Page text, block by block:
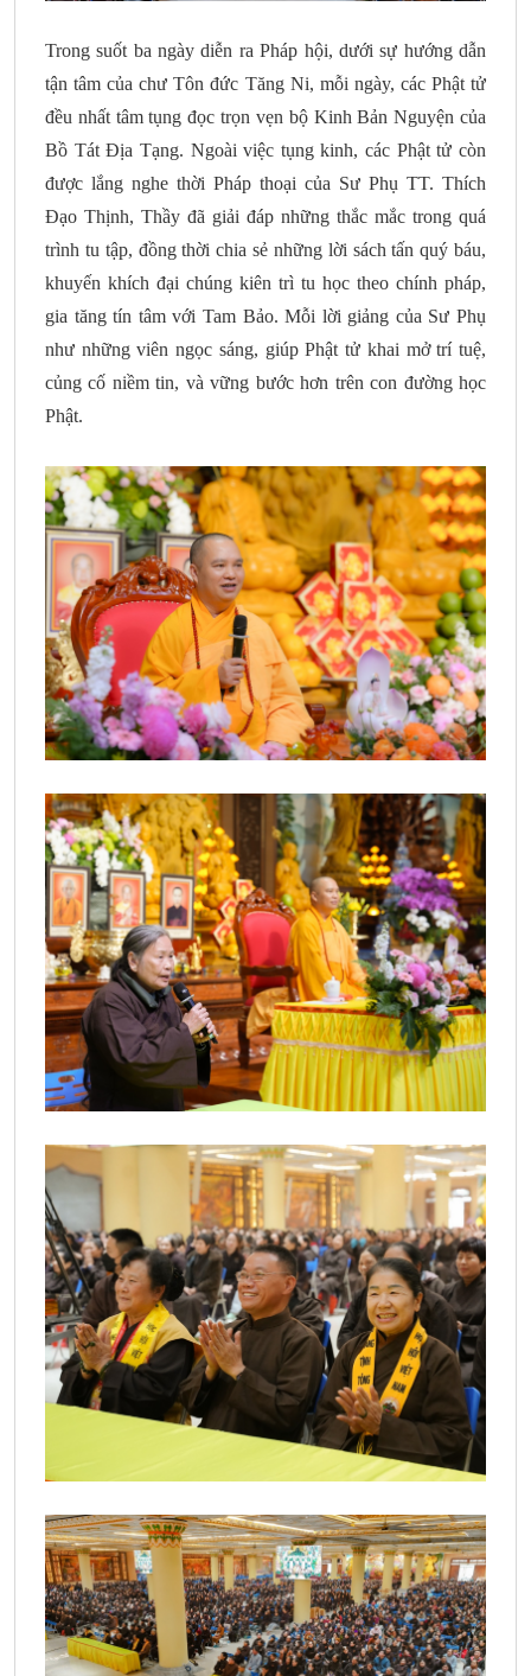
Trong suốt ba ngày diễn ra Pháp hội, dưới sự hướng dẫn
tận tâm của chư Tôn đức Tăng Ni, mỗi ngày, các Phật tử
đều nhất tâm tụng đọc trọn vẹn bộ Kinh Bản Nguyện của
Bồ Tát Địa Tạng. Ngoài việc tụng kinh, các Phật tử còn
được lắng nghe thời Pháp thoại của Sư Phụ TT. Thích
Đạo Thịnh, Thầy đã giải đáp những thắc mắc trong quá
trình tu tập, đồng thời chia sẻ những lời sách tấn quý báu,
khuyến khích đại chúng kiên trì tu học theo chính pháp,
gia tăng tín tâm với Tam Bảo. Mỗi lời giảng của Sư Phụ
như những viên ngọc sáng, giúp Phật tử khai mở trí tuệ,
củng cố niềm tin, và vững bước hơn trên con đường học
Phật.